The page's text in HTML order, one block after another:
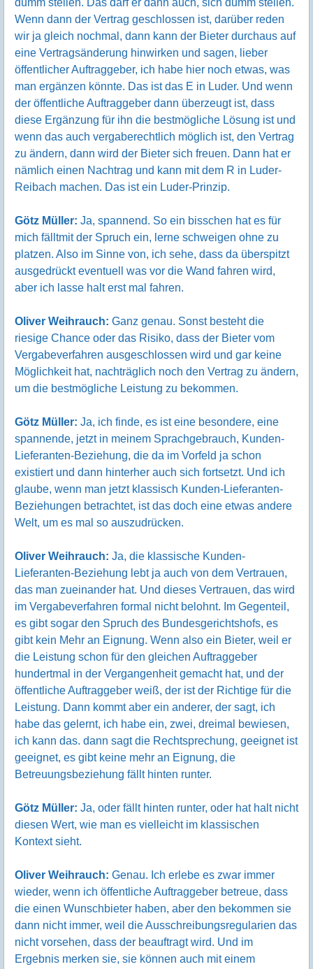
dumm stellen. Das darf er dann auch, sich dumm stellen.
Wenn dann der Vertrag geschlossen ist, darüber reden
wir ja gleich nochmal, dann kann der Bieter durchaus auf
eine Vertragsänderung hinwirken und sagen, lieber
öffentlicher Auftraggeber, ich habe hier noch etwas, was
man ergänzen könnte. Das ist das E in Luder. Und wenn
der öffentliche Auftraggeber dann überzeugt ist, dass
diese Ergänzung für ihn die bestmögliche Lösung ist und
wenn das auch vergaberechtlich möglich ist, den Vertrag
zu ändern, dann wird der Bieter sich freuen. Dann hat er
nämlich einen Nachtrag und kann mit dem R in Luder-
Reibach machen. Das ist ein Luder-Prinzip.
Götz Müller: Ja, spannend. So ein bisschen hat es für
mich fälltmit der Spruch ein, lerne schweigen ohne zu
platzen. Also im Sinne von, ich sehe, dass da überspitzt
ausgedrückt eventuell was vor die Wand fahren wird,
aber ich lasse halt erst mal fahren.
Oliver Weihrauch: Ganz genau. Sonst besteht die
riesige Chance oder das Risiko, dass der Bieter vom
Vergabeverfahren ausgeschlossen wird und gar keine
Möglichkeit hat, nachträglich noch den Vertrag zu ändern,
um die bestmögliche Leistung zu bekommen.
Götz Müller: Ja, ich finde, es ist eine besondere, eine
spannende, jetzt in meinem Sprachgebrauch, Kunden-
Lieferanten-Beziehung, die da im Vorfeld ja schon
existiert und dann hinterher auch sich fortsetzt. Und ich
glaube, wenn man jetzt klassisch Kunden-Lieferanten-
Beziehungen betrachtet, ist das doch eine etwas andere
Welt, um es mal so auszudrücken.
Oliver Weihrauch: Ja, die klassische Kunden-
Lieferanten-Beziehung lebt ja auch von dem Vertrauen,
das man zueinander hat. Und dieses Vertrauen, das wird
im Vergabeverfahren formal nicht belohnt. Im Gegenteil,
es gibt sogar den Spruch des Bundesgerichtshofs, es
gibt kein Mehr an Eignung. Wenn also ein Bieter, weil er
die Leistung schon für den gleichen Auftraggeber
hundertmal in der Vergangenheit gemacht hat, und der
öffentliche Auftraggeber weiß, der ist der Richtige für die
Leistung. Dann kommt aber ein anderer, der sagt, ich
habe das gelernt, ich habe ein, zwei, dreimal bewiesen,
ich kann das. dann sagt die Rechtsprechung, geeignet ist
geeignet, es gibt keine mehr an Eignung, die
Betreuungsbeziehung fällt hinten runter.
Götz Müller: Ja, oder fällt hinten runter, oder hat halt nicht
diesen Wert, wie man es vielleicht im klassischen
Kontext sieht.
Oliver Weihrauch: Genau. Ich erlebe es zwar immer
wieder, wenn ich öffentliche Auftraggeber betreue, dass
die einen Wunschbieter haben, aber den bekommen sie
dann nicht immer, weil die Ausschreibungsregularien das
nicht vorsehen, dass der beauftragt wird. Und im
Ergebnis merken sie, sie können auch mit einem